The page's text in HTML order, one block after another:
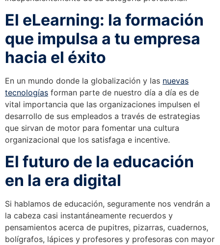
El eLearning: la formación
que impulsa a tu empresa
hacia el éxito
En un mundo donde la globalización y las nuevas
tecnologías forman parte de nuestro día a día es de
vital importancia que las organizaciones impulsen el
desarrollo de sus empleados a través de estrategias
que sirvan de motor para fomentar una cultura
organizacional que los satisfaga e incentive.
El futuro de la educación
en la era digital
Si hablamos de educación, seguramente nos vendrán a
la cabeza casi instantáneamente recuerdos y
pensamientos acerca de pupitres, pizarras, cuadernos,
bolígrafos, lápices y profesores y profesoras con mayor